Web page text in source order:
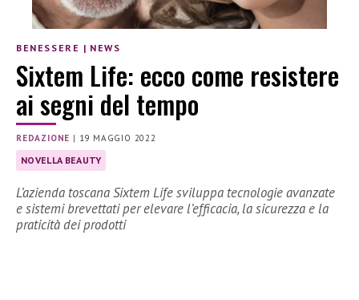
BENESSERE | NEWS
Sixtem Life: ecco come resistere
ai segni del tempo
REDAZIONE | 19 MAGGIO 2022
NOVELLA BEAUTY
L’azienda toscana Sixtem Life sviluppa tecnologie avanzate
e sistemi brevettati per elevare l’efficacia, la sicurezza e la
praticità dei prodotti